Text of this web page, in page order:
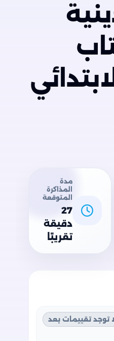
مدة
المذاكرة
المتوقعة
27
دقيقة
تقريبًا
توجد تقييمات بعد